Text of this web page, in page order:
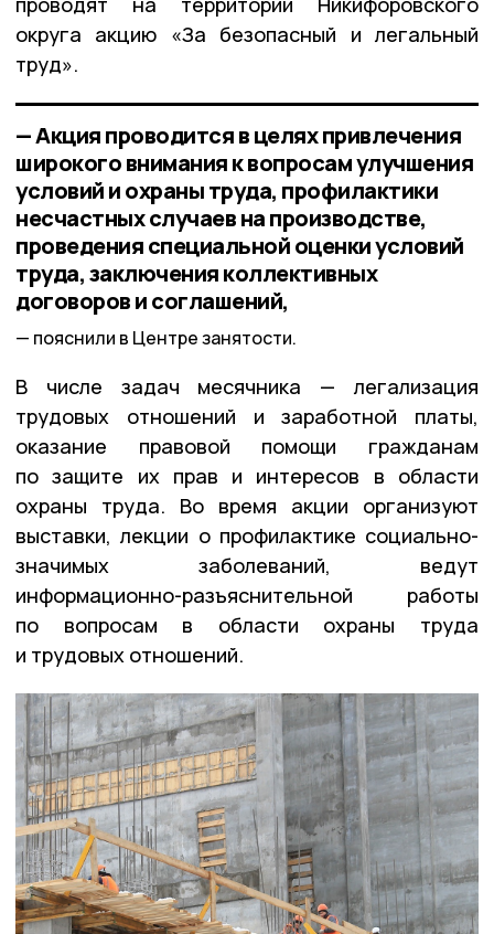
округа акцию «За безопасный и легальный
труд».
— Акция проводится в целях привлечения
широкого внимания к вопросам улучшения
условий и охраны труда, профилактики
несчастных случаев на производстве,
проведения специальной оценки условий
труда, заключения коллективных
договоров и соглашений,
пояснили в Центре занятости.
В числе задач месячника — легализация
трудовых отношений и заработной платы,
оказание правовой помощи гражданам
по защите их прав и интересов в области
охраны труда. Во время акции организуют
выставки, лекции о профилактике социально-
значимых заболеваний, ведут
информационно-разъяснительной работы
по вопросам в области охраны труда
и трудовых отношений.